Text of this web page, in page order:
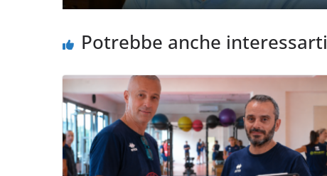
Potrebbe anche interessarti